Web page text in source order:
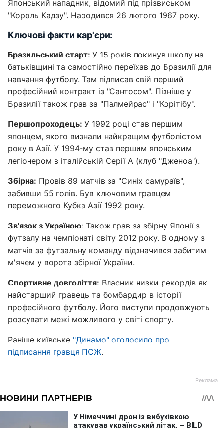
Японський нападник, відомий під прізвиськом
"Король Кадзу". Народився 26 лютого 1967 року.
Ключові факти кар'єри:
Бразильський старт: У 15 років покинув школу на
батьківщині та самостійно переїхав до Бразилії для
навчання футболу. Там підписав свій перший
професійний контракт із "Сантосом". Пізніше у
Бразилії також грав за "Палмейрас" і "Корітібу".
Першопроходець: У 1992 році став першим
японцем, якого визнали найкращим футболістом
року в Азії. У 1994-му став першим японським
легіонером в італійській Серії А (клуб "Дженоа").
Збірна: Провів 89 матчів за "Синіх самураїв",
забивши 55 голів. Був ключовим гравцем
переможного Кубка Азії 1992 року.
Зв'язок з Україною: Також грав за збірну Японії з
футзалу на чемпіонаті світу 2012 року. В одному з
матчів за футзальну команду відзначився забитим
м'ячем у ворота збірної України.
Спортивне довголіття: Власник низки рекордів як
найстарший гравець та бомбардир в історії
професійного футболу. Його виступи продовжують
розсувати межі можливого у світі спорту.
Раніше київське "Динамо" оголосило про
підписання гравця ПСЖ.